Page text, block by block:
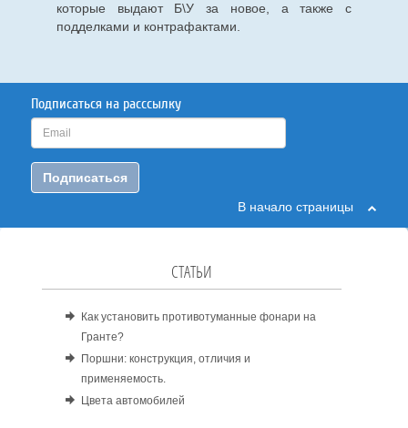
которые выдают Б\У за новое, а также с
подделками и контрафактами.
Подписаться на расссылку
Подписаться
В начало страницы
СТАТЬИ
Как установить противотуманные фонари на
Гранте?
Поршни: конструкция, отличия и
применяемость.
Цвета автомобилей